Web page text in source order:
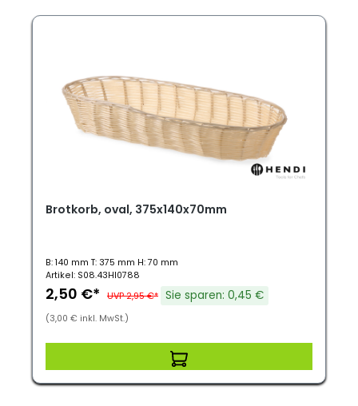
Brotkorb, oval, 375x140x70mm
B: 140 mm T: 375 mm H: 70 mm
Artikel: S08.43HI0788
2,50 €* UVP 2,95 €* Sie sparen: 0,45 €
(3,00 € inkl. MwSt.)